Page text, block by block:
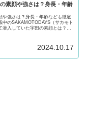
素顔や強さは？身長・年齢
や強さは？身長・年齢なども徹底
中のSAKAMOTODAYS（サカモト
入していた宇田の素顔とは？気
2024.10.17